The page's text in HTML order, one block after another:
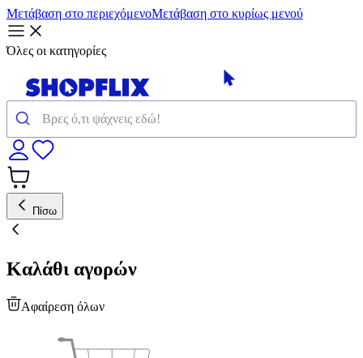
Μετάβαση στο περιεχόμενοΜετάβαση στο κυρίως μενού
Όλες οι κατηγορίες
Πίσω
Καλάθι αγορών
Αφαίρεση όλων